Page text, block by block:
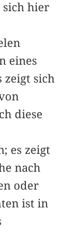
sich hier
eines
zeigt sich
diese
es zeigt
nach
oder
ist in